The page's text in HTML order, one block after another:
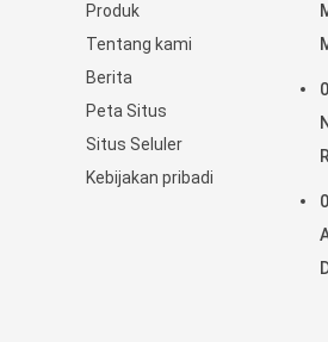
Produk
Tentang kami
Berita
Peta Situs
Situs Seluler
Kebijakan pribadi